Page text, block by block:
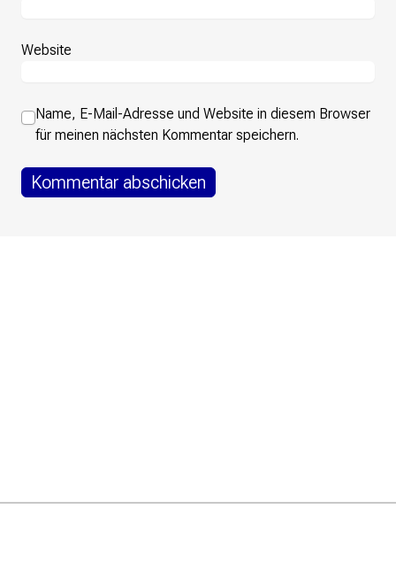
Website
Name, E-Mail-Adresse und Website in diesem Browser
für meinen nächsten Kommentar speichern.